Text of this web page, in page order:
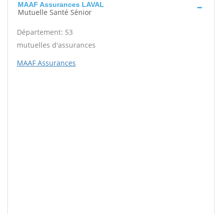
MAAF Assurances LAVAL
Mutuelle Santé Sénior
Département: 53
mutuelles d'assurances
MAAF Assurances